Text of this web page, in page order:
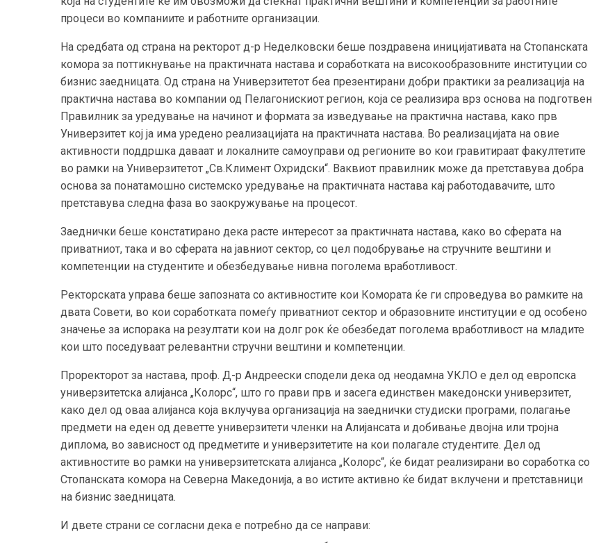
процеси во компаниите и работните организации.
На средбата од страна на ректорот д-р Неделковски беше поздравена иницијативата на Стопанската
комора за поттикнување на практичната настава и соработката на високообразовните институции со
бизнис заедницата. Од страна на Универзитетот беа презентирани добри практики за реализација на
практична настава во компании од Пелагонискиот регион, која се реализира врз основа на подготвен
Правилник за уредување на начинот и формата за изведување на практична настава, како прв
Универзитет кој ја има уредено реализацијата на практичната настава. Во реализацијата на овие
активности поддршка даваат и локалните самоуправи од регионите во кои гравитираат факултетите
во рамки на Универзитетот „Св.Климент Охридски“. Ваквиот правилник може да претставува добра
основа за понатамошно системско уредување на практичната настава кај работодавачите, што
претставува следна фаза во заокружување на процесот.
Заеднички беше констатирано дека расте интересот за практичната настава, како во сферата на
приватниот, така и во сферата на јавниот сектор, со цел подобрување на стручните вештини и
компетенции на студентите и обезбедување нивна поголема вработливост.
Ректорската управа беше запозната со активностите кои Комората ќе ги спроведува во рамките на
двата Совети, во кои соработката помеѓу приватниот сектор и образовните институции е од особено
значење за испорака на резултати кои на долг рок ќе обезбедат поголема вработливост на младите
кои што поседуваат релевантни стручни вештини и компетенции.
Проректорот за настава, проф. Д-р Андреески сподели дека од неодамна УКЛО е дел од европска
универзитетска алијанса „Колорс“, што го прави прв и засега единствен македонски универзитет,
како дел од оваа алијанса која вклучува организација на заеднички студиски програми, полагање
предмети на еден од деветте универзитети членки на Алијансата и добивање двојна или тројна
диплома, во зависност од предметите и универзитетите на кои полагале студентите. Дел од
активностите во рамки на универзитетската алијанса „Колорс“, ќе бидат реализирани во соработка со
Стопанската комора на Северна Македонија, а во истите активно ќе бидат вклучени и претставници
на бизнис заедницата.
И дветe страни се согласни дека е потребно да се направи: